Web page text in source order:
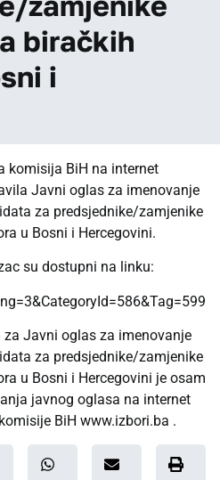
biračkih
i
komisija BiH na internet
Javni oglas za imenovanje
za predsjednike/zamjenike
u Bosni i Hercegovini.
su dostupni na linku:
Javni oglas za imenovanje
za predsjednike/zamjenike
u Bosni i Hercegovini je osam
javnog oglasa na internet
BiH www.izbori.ba .